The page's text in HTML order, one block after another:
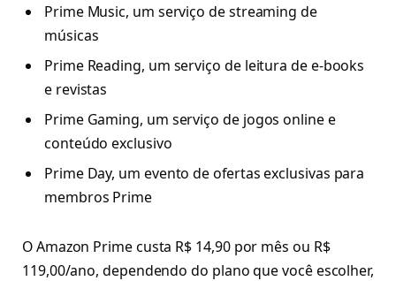
Prime Music, um serviço de streaming de
músicas
Prime Reading, um serviço de leitura de e-books
e revistas
Prime Gaming, um serviço de jogos online e
conteúdo exclusivo
Prime Day, um evento de ofertas exclusivas para
membros Prime
O Amazon Prime custa R$ 14,90 por mês ou R$
119,00/ano, dependendo do plano que você escolher,